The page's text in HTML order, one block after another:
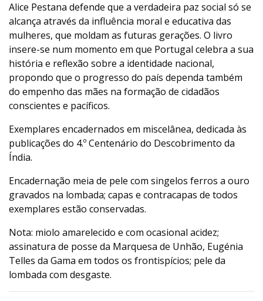
Alice Pestana defende que a verdadeira paz social só se
alcança através da influência moral e educativa das
mulheres, que moldam as futuras gerações. O livro
insere-se num momento em que Portugal celebra a sua
história e reflexão sobre a identidade nacional,
propondo que o progresso do país dependa também
do empenho das mães na formação de cidadãos
conscientes e pacíficos.
Exemplares encadernados em miscelânea, dedicada às
publicações do 4.º Centenário do Descobrimento da
Índia.
Encadernação meia de pele com singelos ferros a ouro
gravados na lombada; capas e contracapas de todos
exemplares estão conservadas.
Nota: miolo amarelecido e com ocasional acidez;
assinatura de posse da Marquesa de Unhão, Eugénia
Telles da Gama em todos os frontispícios; pele da
lombada com desgaste.